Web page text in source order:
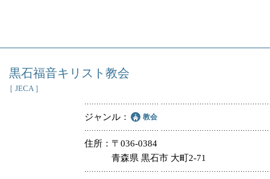
黒石福音キリスト教会
［ JECA ］
ジャンル 教会
住所
〒036-0384
青森県 黒石市 大町2-71